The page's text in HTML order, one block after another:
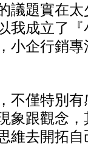
議題實在
成立了『
小企行銷專
不僅特別有
象跟觀念，
維去開拓自